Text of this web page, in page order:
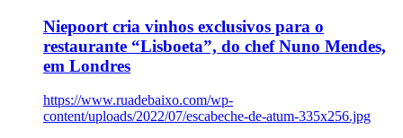
Niepoort cria vinhos exclusivos para o
restaurante “Lisboeta”, do chef Nuno Mendes,
em Londres
https://www.ruadebaixo.com/wp-
content/uploads/2022/07/escabeche-de-atum-335x256.jpg